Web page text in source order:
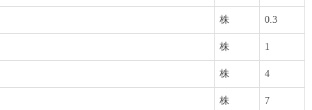
株 0.3
株 1
株 4
株 7